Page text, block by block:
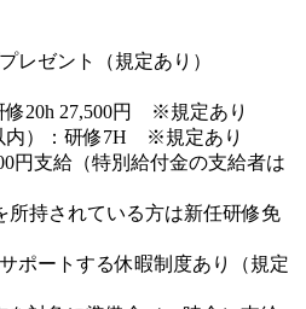
レゼント（規定あり）
修20h 27,500円 ※規定あり
内）：研修7H ※規定あり
円支給（特別給付金の支給者は
所持されている方は新任研修免
ポートする休暇制度あり（規定